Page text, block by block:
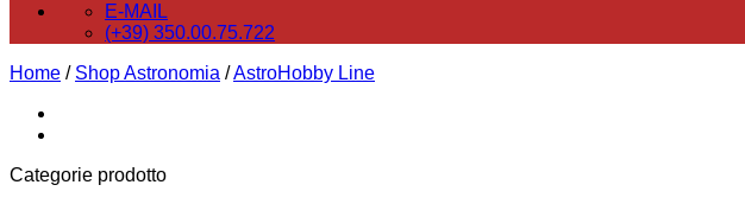
E-MAIL
(+39) 350.00.75.722
Home / Shop Astronomia /AstroHobby Line
Categorie prodotto